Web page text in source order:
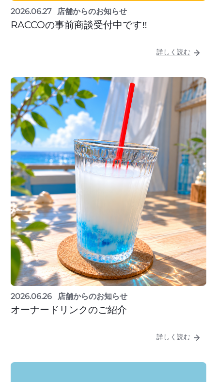
2026.06.27 店舗からのお知らせ
RACCOの事前商談受付中です‼
詳しく読む
2026.06.26 店舗からのお知らせ
オーナードリンクのご紹介
詳しく読む